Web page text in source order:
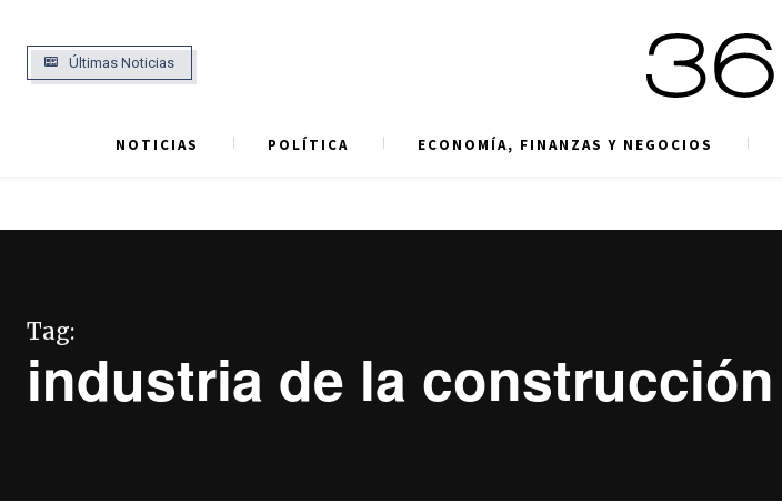
Últimas Noticias
NOTICIAS POLÍTICA ECONOMÍA, FINANZAS Y NEGOCIOS
Tag:
industria de la construcción